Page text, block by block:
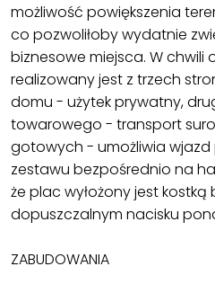
możliwość powiększenia
co pozwoliłoby wydatnie
biznesowe miejsca. W chwili
realizowany jest z trzech
domu - użytek prywatny,
towarowego - transport
gotowych - umożliwia
zestawu bezpośrednio na
że plac wyłożony jest kostką
dopuszczalnym nacisku
ZABUDOWANIA